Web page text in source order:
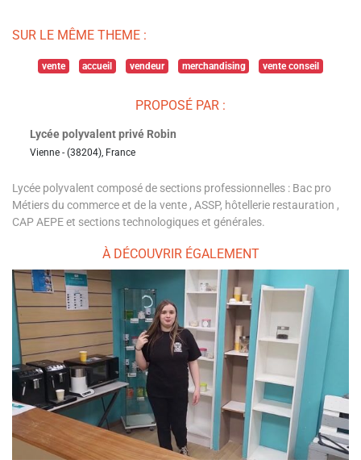
SUR LE MÊME THEME :
vente accueil vendeur merchandising vente conseil
PROPOSÉ PAR :
Lycée polyvalent privé Robin
Vienne - (38204), France
Lycée polyvalent composé de sections professionnelles : Bac pro
Métiers du commerce et de la vente , ASSP, hôtellerie restauration ,
CAP AEPE et sections technologiques et générales.
À DÉCOUVRIR ÉGALEMENT